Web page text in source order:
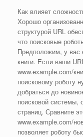
Как влияет
Хорошо
структурой URL
что поисковые
Предположим, у вас
книги. Если ваши
www.example.com/
поисковому роботу
добраться до
поисковой системы,
страниц. Сравните
www.example.com/
позволяет роботу